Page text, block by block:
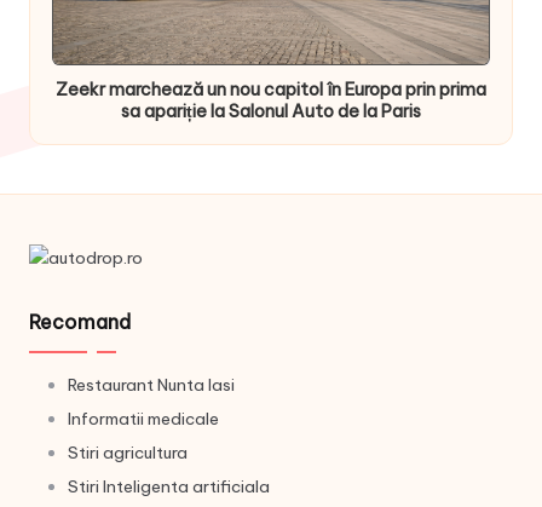
Zeekr marchează un nou capitol în Europa prin prima
sa apariție la Salonul Auto de la Paris
Recomand
Restaurant Nunta Iasi
Informatii medicale
Stiri agricultura
Stiri Inteligenta artificiala